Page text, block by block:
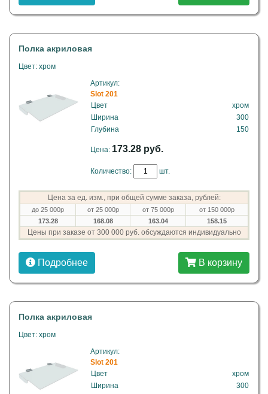
Полка акриловая
Цвет: хром
Артикул:
Slot 201
Цвет
хром
Ширина
300
Глубина
150
Цена: 173.28 руб.
Количество: шт.
Цена за ед. изм., при общей сумме заказа, рублей:
до 25 000р от 25 000р от 75 000р
от 150 000р
173.28
168.08 163.04 158.15
Цены при заказе от 300 000 руб. обсуждаются индивидуально
Подробнее В корзину
Полка акриловая
Цвет: хром
Артикул:
Slot 201
Цвет
хром
Ширина
300